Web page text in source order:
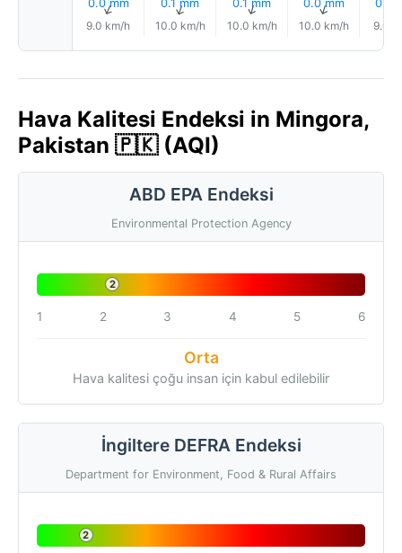
0.0 mm
↑
9.0 km/h
0.1 mm
↑
10.0 km/h
0.1 mm
↑
10.0 km/h
0.0 mm
↑
10.0 km/h
0.0
9.0
Hava Kalitesi Endeksi in Mingora,
Pakistan 🇵🇰 (AQI)
ABD EPA Endeksi
Environmental Protection Agency
2
1 2 3 4 5 6
Orta
Hava kalitesi çoğu insan için kabul edilebilir
İngiltere DEFRA Endeksi
Department for Environment, Food & Rural Affairs
2